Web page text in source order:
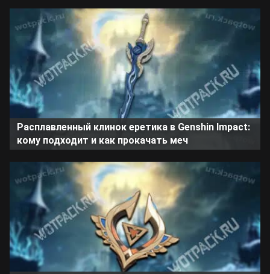
Расплавленный клинок еретика в Genshin Impact:
кому подходит и как прокачать меч